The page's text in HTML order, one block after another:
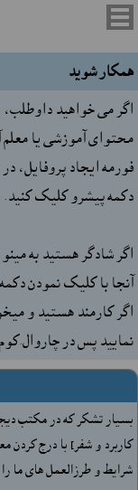
همکار شوید
اگر می خواهید
محتوای آموزشی یا معلم
فورمه ايجاد پروفايل،
دکمه پيشرو کليک کنيد.
اگر شادگر هستيد به
آنجا با کليک نمودن دکمه
اگر کارمند هستيد و
نماييد پس در
بسيار تشکر که در مکتب
کاربرد و شفر] با درج کردن
شرايط و طرزالعمل هاى ما را